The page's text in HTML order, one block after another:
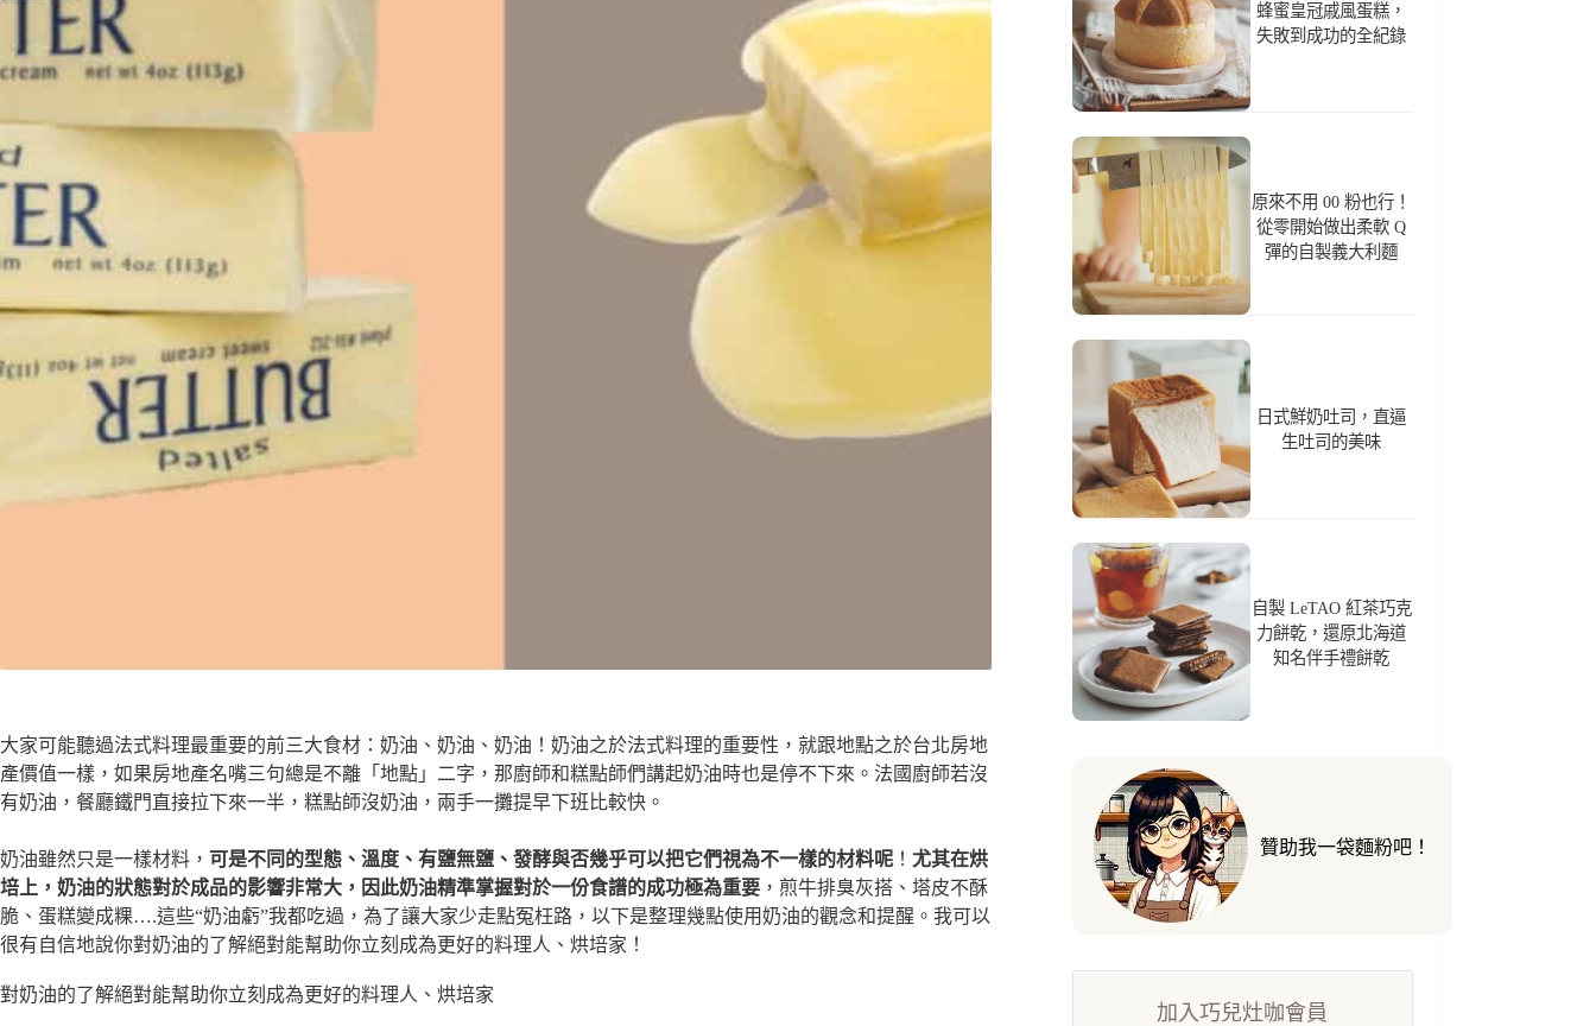
大家可能聽過法式料理最重要的前三大食材：奶油、奶油、奶油！ 奶油之於法式料理的重要性，就跟地點之於台北房地
產價值一樣，如果房地產名嘴三句總是不離「地點」二字，那廚師和糕點師們講起奶油時也是停不下來。法國廚師若沒
有奶油，餐廳鐵門直接拉下來一半，糕點師沒奶油，兩手一攤提早下班比較快。
奶油雖然只是一樣材料， 可是不同的型態、溫度、有鹽無鹽、發酵與否幾乎可以把它們視為不一樣的材料呢 ！ 尤其在烘
培上，奶油的狀態對於成品的影響非常大，因此奶油精準掌握對於一份食譜的成功極為重要 ，煎牛排臭灰搭、塔皮不酥
脆、蛋糕變成粿….這些“奶油虧”我都吃過，為了讓大家少走點冤枉路，以下是整理幾點使用奶油的觀念和提醒。我可以
很有自信地說你對奶油的了解絕對能幫助你立刻成為更好的料理人、烘培家！
對奶油的了解絕對能幫助你立刻成為更好的料理人、烘培家
蜂蜜皇冠戚風蛋糕，
失敗到成功的全紀錄
原來不用 00 粉也行！
從零開始做出柔軟 Q
彈的自製義大利麵
日式鮮奶吐司，直逼
生吐司的美味
自製 LeTAO 紅茶巧克
力餅乾，還原北海道
知名伴手禮餅乾
贊助我一袋麵粉吧！
加入巧兒灶咖會員